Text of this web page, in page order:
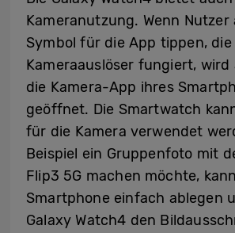
Kameranutzung. Wenn Nutzer
Symbol für die App tippen, die
Kameraauslöser fungiert,
die Kamera-App ihres
geöffnet. Die Smartwatch
für die Kamera verwendet
Beispiel ein Gruppenfoto mit
Flip3 5G machen möchte,
Smartphone einfach ablegen
Galaxy Watch4 den